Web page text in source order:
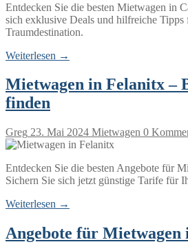
Entdecken Sie die besten Mietwagen in
sich exklusive Deals und hilfreiche Tipps
Traumdestination.
Weiterlesen →
Mietwagen in Felanitx –
finden
Greg 23. Mai 2024 Mietwagen 0
Entdecken Sie die besten Angebote für
Sichern Sie sich jetzt günstige Tarife für
Weiterlesen →
Angebote für Mietwagen